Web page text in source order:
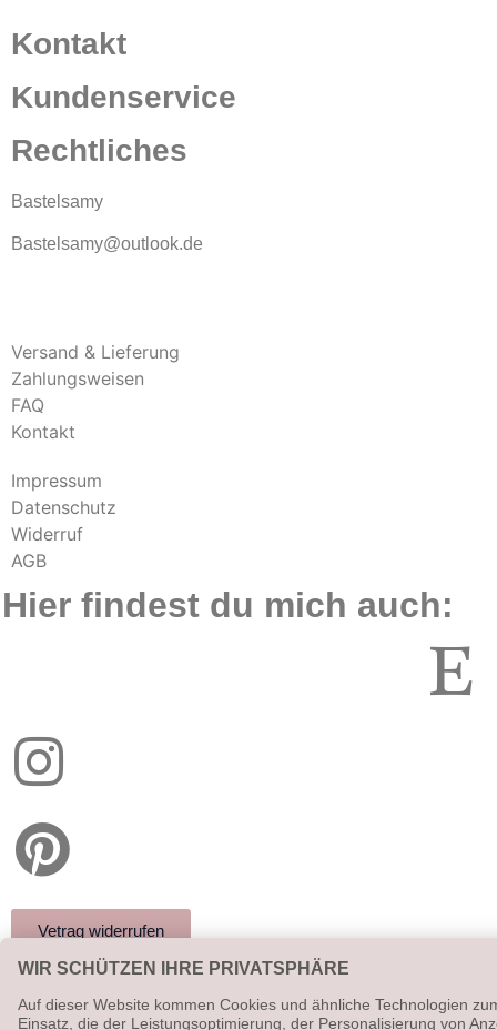
Kontakt
Kundenservice
Rechtliches
Bastelsamy
Bastelsamy@outlook.de
Versand & Lieferung
Zahlungsweisen
FAQ
Kontakt
Impressum
Datenschutz
Widerruf
AGB
Hier findest du mich auch:
Vetrag widerrufen
Alle angegebenen Preise sind Gesamtpreise (ggf. zzgl.
Versandkosten). Umsatzsteuerbefreit aufgrund